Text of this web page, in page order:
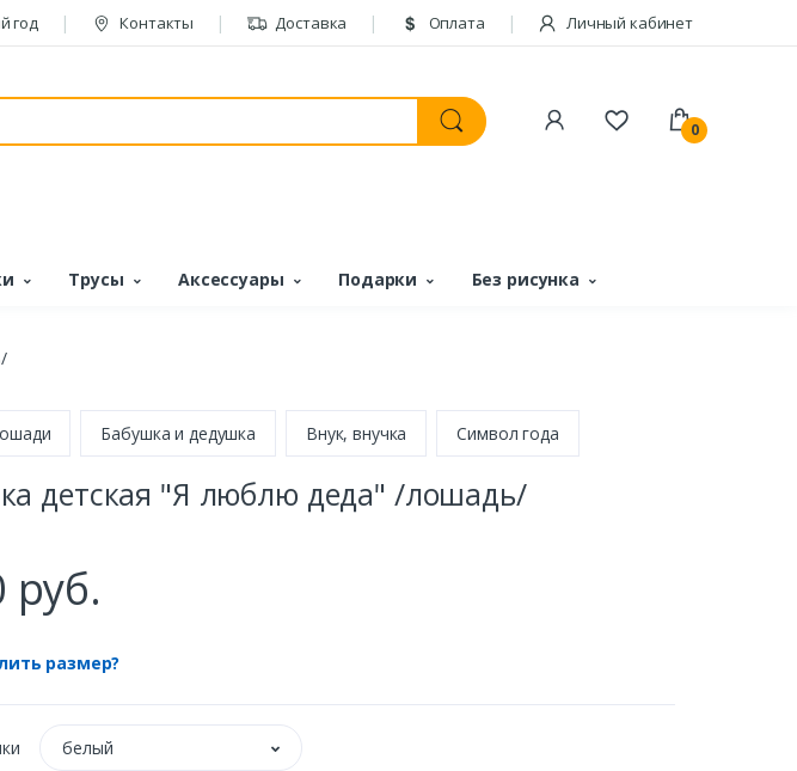
год Контакты Доставка Оплата Личный кабинет
0
Трусы Аксессуары Подарки Без рисунка
Бабушка и дедушка Внук, внучка Символ года
детская "Я люблю деда" /лошадь/
руб.
размер?
белый